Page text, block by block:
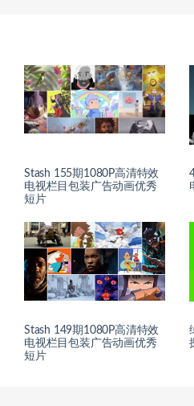
Stash 155期1080P高清特效
电视栏目包装广告动画优秀
短片
Stash 149期1080P高清特效
电视栏目包装广告动画优秀
短片